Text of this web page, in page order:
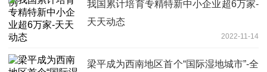
我国累计培育专精特新中小企业超6万家-
天天动态
2022-11-14
梁平成为西南地区首个“国际湿地城市”-全